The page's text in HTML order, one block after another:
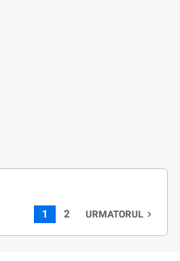
1 2 URMATORUL navigate_next